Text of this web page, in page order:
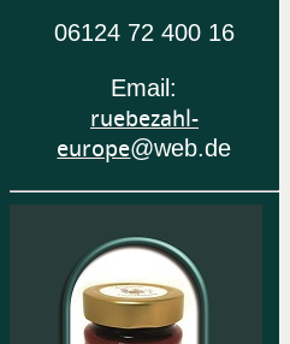
06124 72 400 16
Email:
ruebezahl-
europe@web.de